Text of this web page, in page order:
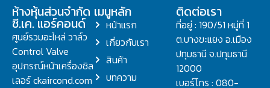
ห้างหุ้นส่วนจำกัด
ซี.เค. แอร์คอนด์
ศูนย์รวมอะไหล่ วาล์ว
Control Valve
อุปกรณ์หน้าเครื่องชิล
เลอร์ ckaircond.com
เมนูหลัก
หน้าแรก
เกี่ยวกับเรา
สินค้า
บทความ
ติดต่อเรา
ที่อยู่ : 190/51 หมู่ที่ 1
ต.บางขะแยง อ.เมือง
ปทุมธานี จ.ปทุมธานี
12000
เบอร์โทร : 080-